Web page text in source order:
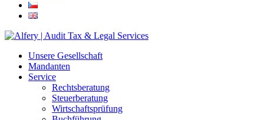
Unsere Gesellschaft
Mandanten
Service
Rechtsberatung
Steuerberatung
Wirtschaftsprüfung